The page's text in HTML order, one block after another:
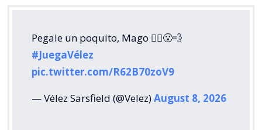
Pegale un poquito, Mago 🧙‍♂️😮‍💨
#JuegaVélez
pic.twitter.com/R62B70zoV9
— Vélez Sarsfield (@Velez)August 8, 2026